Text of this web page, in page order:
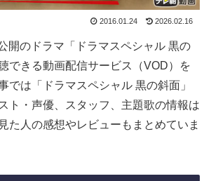
2016.01.24 2026.02.16
開のドラマ「ドラマスペシャル 黒の
できる動画配信サービス（VOD）を
では「ドラマスペシャル 黒の斜面」
ト・声優、スタッフ、主題歌の情報は
た人の感想やレビューもまとめていま